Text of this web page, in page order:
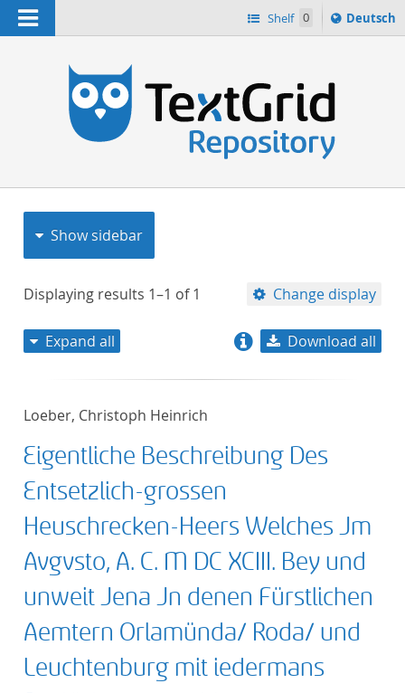
Navigation Shelf 0
Sprache
ï¿½ndern
Deutsch
Show sidebar
Displaying results 1–1 of1 Change display
title descending
format ascending
format
publication date
Expand all Download all
Loeber, Christoph Heinrich
Eigentliche Beschreibung Des
Entsetzlich-grossen
Heuschrecken-Heers Welches Jm
Avgvsto, A. C. M DC XCIII. Bey und
unweit Jena Jn denen Fürstlichen
Aemtern Orlamünda/ Roda/ und
Leuchtenburg mit iedermans